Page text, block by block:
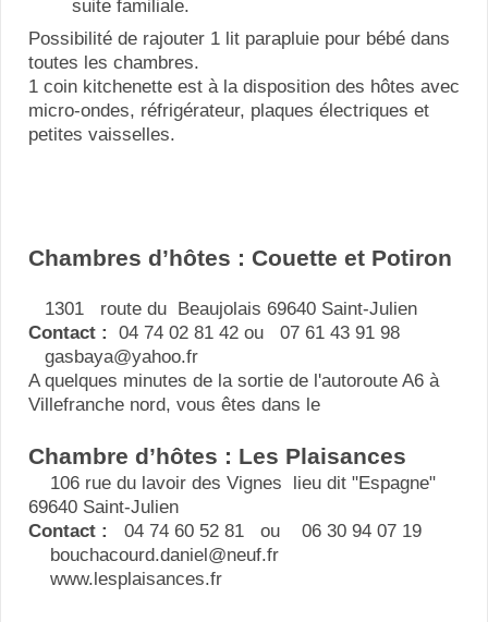
suite familiale.
Possibilité de rajouter 1 lit parapluie pour bébé dans
toutes les chambres.
1 coin kitchenette est à la disposition des hôtes avec
micro-ondes, réfrigérateur, plaques électriques et
petites vaisselles.
Chambres d’hôtes : Couette et Potiron
1301 route du Beaujolais 69640 Saint-Julien
Contact :
04 74 02 81 42 ou 07 61 43 91 98
gasbaya@yahoo.fr
A quelques minutes de la sortie de l'autoroute A6 à
Villefranche nord, vous êtes dans le
Chambre d’hôtes : Les Plaisances
106 rue du lavoir des Vignes lieu dit "Espagne"
69640 Saint-Julien
Contact :
04 74 60 52 81 ou 06 30 94 07 19
bouchacourd.daniel@neuf.fr
www.lesplaisances.fr